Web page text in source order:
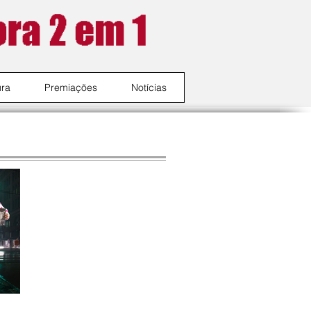
Premiações Notícias